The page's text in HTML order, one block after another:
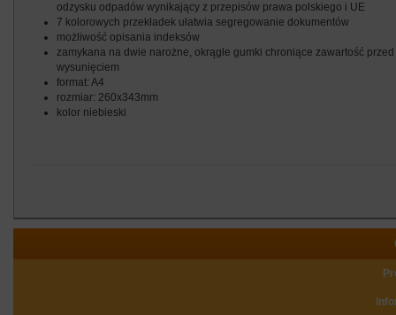
odzysku odpadów wynikający z przepisów prawa polskiego i UE
7 kolorowych przekładek ułatwia segregowanie dokumentów
możliwość opisania indeksów
zamykana na dwie narożne, okrągłe gumki chroniące zawartość przed
wysunięciem
format: A4
rozmiar: 260x343mm
kolor niebieski